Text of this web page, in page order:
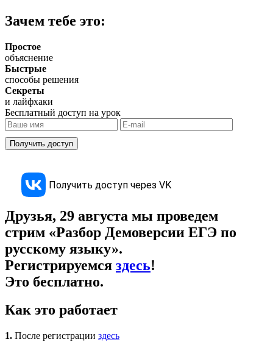
Зачем тебе это:
Простое
объяснение
Быстрые
способы решения
Секреты
и лайфхаки
Бесплатный доступ на урок
Получить доступ
Получить доступ через VK
Друзья, 29 августа мы проведем
стрим «Разбор Демоверсии ЕГЭ по
русскому языку».
Регистрируемся здесь!
Это бесплатно.
Как это работает
1. После регистрации здесь